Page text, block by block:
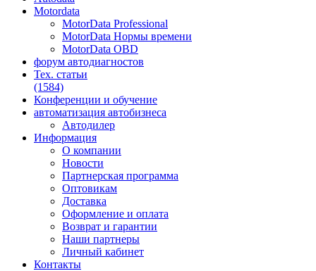
Motordata
MotorData Professional
MotorData Нормы времени
MotorData OBD
форум автодиагностов
Тех. статьи
(1584)
Конференции и обучение
автоматизация автобизнеса
Автодилер
Информация
О компании
Новости
Партнерская программа
Оптовикам
Доставка
Оформление и оплата
Возврат и гарантии
Наши партнеры
Личный кабинет
Контакты